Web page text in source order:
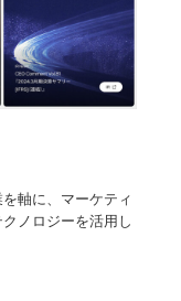
軸に、マーケティ
ノロジーを活用し